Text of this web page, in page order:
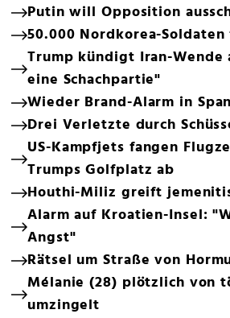
Putin will Opposition
50.000 Nordkorea-
Trump kündigt Iran-Wende
eine Schachpartie"
Wieder Brand-Alarm in
Drei Verletzte durch
US-Kampfjets fangen
Trumps Golfplatz ab
Houthi-Miliz greift
Alarm auf Kroatien-Insel:
Angst"
Rätsel um Straße von
Mélanie (28) plötzlich von
umzingelt